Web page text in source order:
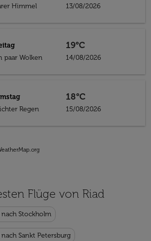
Himmel
13/08/2026
paar Wolken
19°C
14/08/2026
Regen
18°C
15/08/2026
Flüge von Riad
Stockholm
Sankt Petersburg